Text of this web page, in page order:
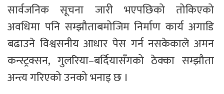
सार्वजनिक सूचना जारी भएपछिको तोकिएको
अवधिमा पनि सम्झौताबमोजिम निर्माण कार्य अगाडि
बढाउने विश्वसनीय आधार पेस गर्न नसकेकाले अमन
कन्स्ट्रक्सन, गुलरिया–बर्दियासँगको ठेक्का सम्झौता
अन्त्य गरिएको उनको भनाइ छ ।